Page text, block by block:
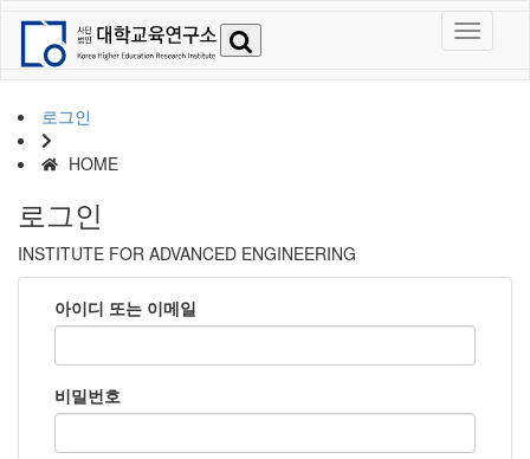
로그인
HOME
로그인
INSTITUTE FOR ADVANCED ENGINEERING
아이디 또는 이메일
비밀번호